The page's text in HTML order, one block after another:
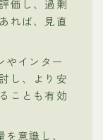
価し、過剰
れば、見直
やインター
し、より安
ことも有効
意識し、